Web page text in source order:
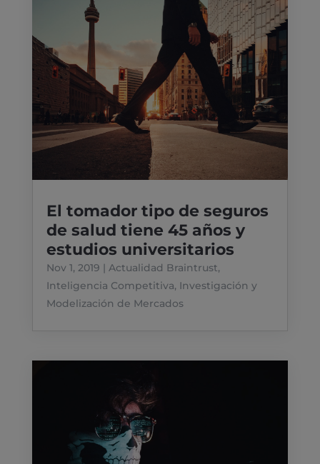
El tomador tipo de seguros
de salud tiene 45 años y
estudios universitarios
Nov 1, 2019 | Actualidad Braintrust,
Inteligencia Competitiva, Investigación y
Modelización de Mercados